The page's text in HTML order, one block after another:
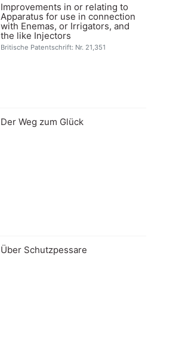
Improvements in or relating to
Apparatus for use in connection
with Enemas, or Irrigators, and
the like Injectors
Britische Patentschrift: Nr. 21,351
Der Weg zum Glück
Über Schutzpessare